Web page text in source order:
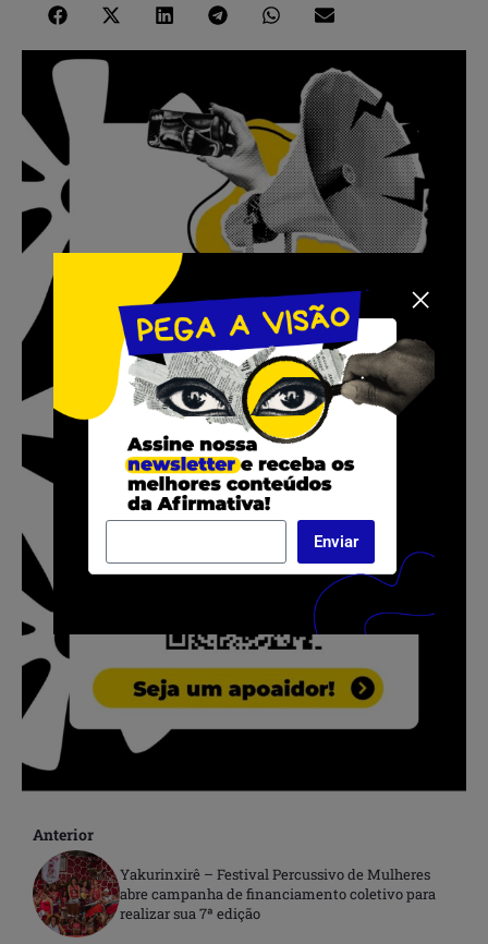
Anterior
Yakurinxirê – Festival Percussivo de Mulheres
abre campanha de financiamento coletivo para
realizar sua 7ª edição
Enviar